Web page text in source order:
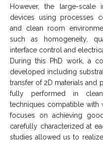
However, the large-scale
devices using processes
and clean room
such as homogeneity,
interface control and
During this PhD work, a
developed including
transfer of 2D materials and
fully performed in
techniques compatible with
focuses on achieving
carefully characterized at
studies allowed us to